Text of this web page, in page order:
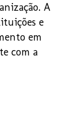
A
e
em
com a